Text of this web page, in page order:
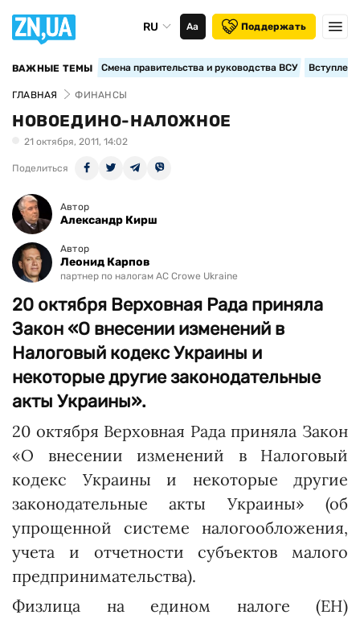
RU Аа Поддержать
ВАЖНЫЕ ТЕМЫ Смена правительства и руководства ВСУ
ГЛАВНАЯ ФИНАНСЫ
НОВОЕДИНО-НАЛОЖНОЕ
21 октября, 2011, 14:02
Поделиться
Автор
Александр Кирш
Автор
Леонид Карпов
партнер по налогам AC Crowe Ukraine
20 октября Верховная Рада приняла
Закон «О внесении изменений в
Налоговый кодекс Украины и
некоторые другие законодательные
акты Украины».
20 октября Верховная Рада приняла Закон
«О внесении изменений в Налоговый
кодекс Украины и некоторые другие
законодательные акты Украины» (об
упрощенной системе налогообложения,
учета и отчетности субъектов малого
предпринимательства).
Физлица на едином налоге (ЕН)